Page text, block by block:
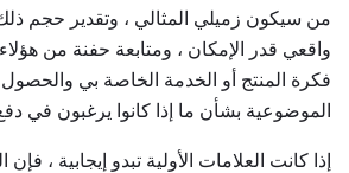
من سيكون زميلي المثالي ، وتقدير حجم
واقعي قدر الإمكان ، ومتابعة حفنة من
فكرة المنتج أو الخدمة الخاصة بي والحصول
الموضوعية بشأن ما إذا كانوا يرغبون في
إذا كانت العلامات الأولية تبدو إيجابية ، فإن